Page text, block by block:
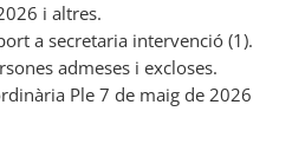
i altres.
a secretaria intervenció (1).
admeses i excloses.
Ple 7 de maig de 2026